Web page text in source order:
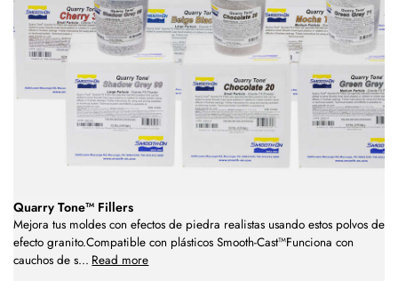
Quarry Tone™ Fillers
Mejora tus moldes con efectos de piedra realistas usando estos polvos de
efecto granito.Compatible con plásticos Smooth-Cast™Funciona con
cauchos de s... Read more